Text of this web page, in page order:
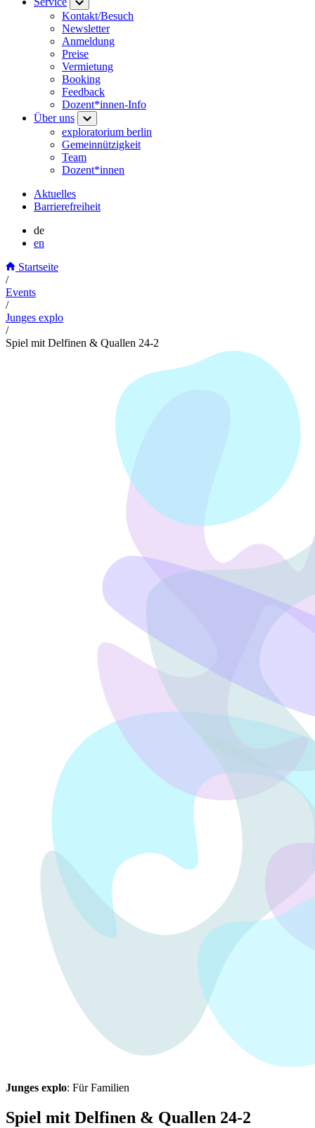
Kontakt/Besuch
Newsletter
Anmeldung
Preise
Vermietung
Booking
Feedback
Dozent*innen-Info
Über uns
exploratorium berlin
Gemeinnützigkeit
Team
Dozent*innen
Aktuelles
Barrierefreiheit
de
en
Startseite
/
Events
/
Junges explo
/
Spiel mit Delfinen & Quallen 24-2
Junges explo: Für Familien
Spiel mit Delfinen & Quallen 24-2